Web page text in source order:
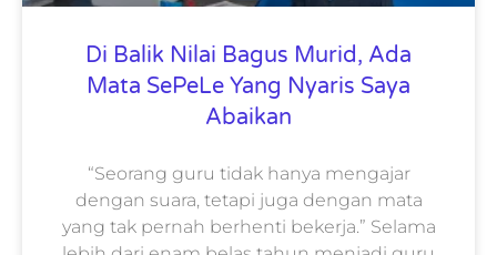
Di Balik Nilai Bagus Murid, Ada
Mata SePeLe Yang Nyaris Saya
Abaikan
“Seorang guru tidak hanya mengajar
dengan suara, tetapi juga dengan mata
yang tak pernah berhenti bekerja.” Selama